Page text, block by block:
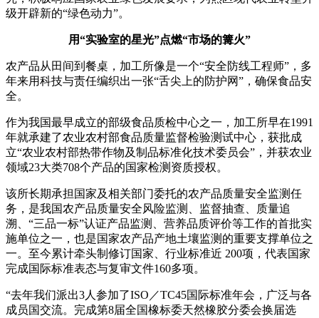
级开辟新的“绿色动力”。
用“实验室的星光”点燃“市场的篝火”
农产品从田间到餐桌，加工所像是一个“安全防线工程师”，多
年来用科技与责任编织出一张“舌尖上的防护网”，确保食品安
全。
作为我国最早成立的部级食品质检中心之一，加工所早在1991
年就承建了农业农村部食品质量监督检验测试中心，获批成
立“农业农村部热带作物及制品标准化技术委员会”，并获农业
领域23大类708个产品的国家检测资质授权。
该所长期承担国家及相关部门委托的农产品质量安全监测任
务，是我国农产品质量安全风险监测、监督抽查、质量追
溯、“三品一标”认证产品监测、营养品质评价等工作的首批实
施单位之一，也是国家农产品产地土壤监测的重要支撑单位之
一。至今累计牵头制修订国家、行业标准近 200项，代表国家
完成国际标准表态与复审文件160多项。
“去年我们派出3人参加了ISO／TC45国际标准年会，广泛与各
成员国交流。完成第8届全国橡标委天然橡胶分委会换届选